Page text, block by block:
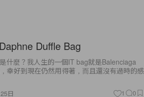
Duffle Bag
什麼？我人生的一個IT bag就是Balenciaga
幸好到現在仍然用得著，而且還沒有過時的感
日 1 0